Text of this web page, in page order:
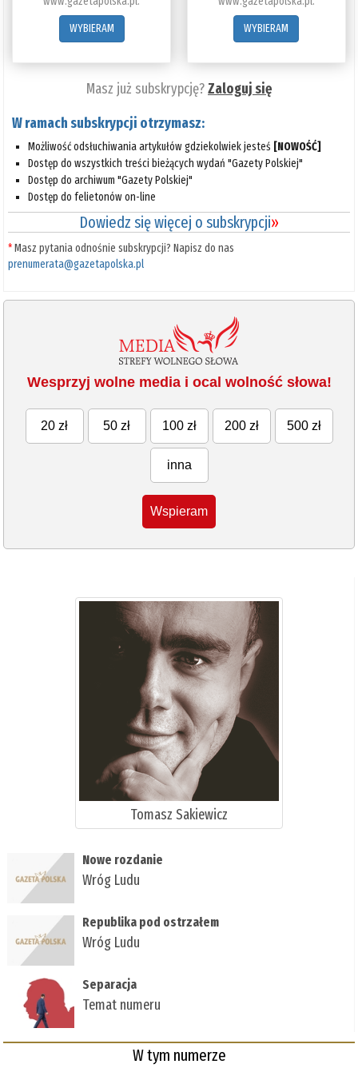
WYBIERAM
WYBIERAM
Masz już subskrypcję?Zaloguj się
W ramach subskrypcji otrzymasz:
Możliwość odsłuchiwania artykułów gdziekolwiek jesteś [NOWOŚĆ]
Dostęp do wszystkich treści bieżących wydań "Gazety Polskiej"
Dostęp do archiwum "Gazety Polskiej"
Dostęp do felietonów on-line
Dowiedz się więcej o subskrypcji»
*Masz pytania odnośnie subskrypcji? Napisz do nas
prenumerata@gazetapolska.pl
Wesprzyj wolne media i ocal wolność słowa!
20 zł 50 zł 100 zł 200 zł 500 zł
inna
Wspieram
Tomasz Sakiewicz
Nowe rozdanie
Wróg Ludu
Republika pod ostrzałem
Wróg Ludu
Separacja
Temat numeru
W tym numerze